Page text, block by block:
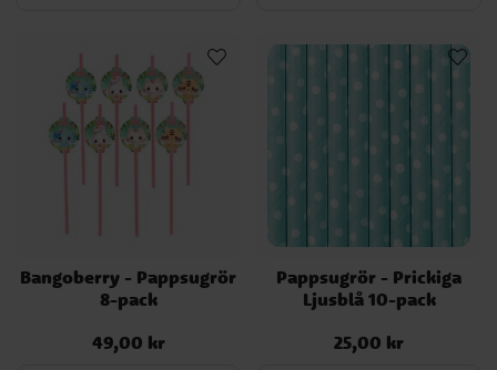
Bangoberry - Pappsugrör
8-pack
Pris:49,00 kr
49,00 kr
Pappsugrör - Prickiga
Ljusblå 10-pack
Pris:25,00 kr
25,00 kr